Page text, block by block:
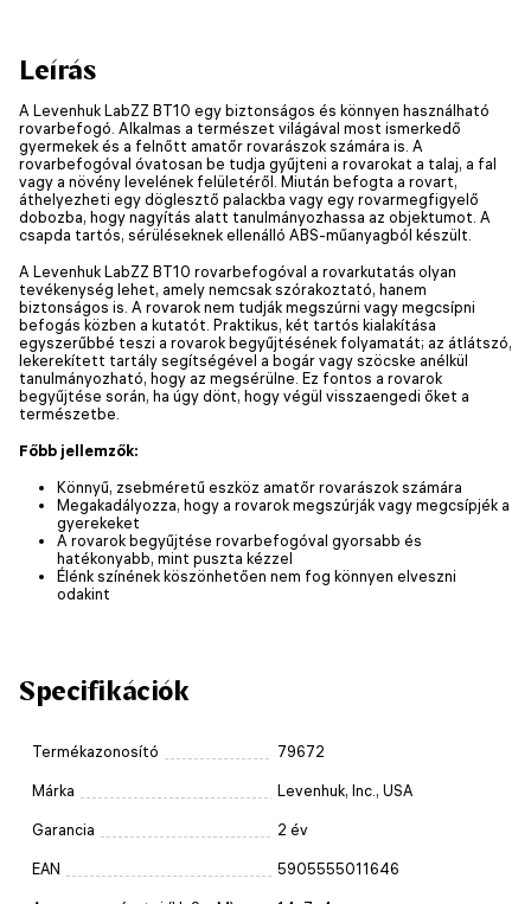
Leírás
A Levenhuk LabZZ BT10 egy biztonságos és könnyen használható
rovarbefogó. Alkalmas a természet világával most ismerkedő
gyermekek és a felnőtt amatőr rovarászok számára is. A
rovarbefogóval óvatosan be tudja gyűjteni a rovarokat a talaj, a fal
vagy a növény levelének felületéről. Miután befogta a rovart,
áthelyezheti egy döglesztő palackba vagy egy rovarmegfigyelő
dobozba, hogy nagyítás alatt tanulmányozhassa az objektumot. A
csapda tartós, sérüléseknek ellenálló ABS-műanyagból készült.
A Levenhuk LabZZ BT10 rovarbefogóval a rovarkutatás olyan
tevékenység lehet, amely nemcsak szórakoztató, hanem
biztonságos is. A rovarok nem tudják megszúrni vagy megcsípni
befogás közben a kutatót. Praktikus, két tartós kialakítása
egyszerűbbé teszi a rovarok begyűjtésének folyamatát; az átlátszó,
lekerekített tartály segítségével a bogár vagy szöcske anélkül
tanulmányozható, hogy az megsérülne. Ez fontos a rovarok
begyűjtése során, ha úgy dönt, hogy végül visszaengedi őket a
természetbe.
Főbb jellemzők:
Könnyű, zsebméretű eszköz amatőr rovarászok számára
Megakadályozza, hogy a rovarok megszúrják vagy megcsípjék a
gyerekeket
A rovarok begyűjtése rovarbefogóval gyorsabb és
hatékonyabb, mint puszta kézzel
Élénk színének köszönhetően nem fog könnyen elveszni
odakint
Specifikációk
Termékazonosító 79672
Márka Levenhuk, Inc., USA
Garancia 2 év
EAN 5905555011646